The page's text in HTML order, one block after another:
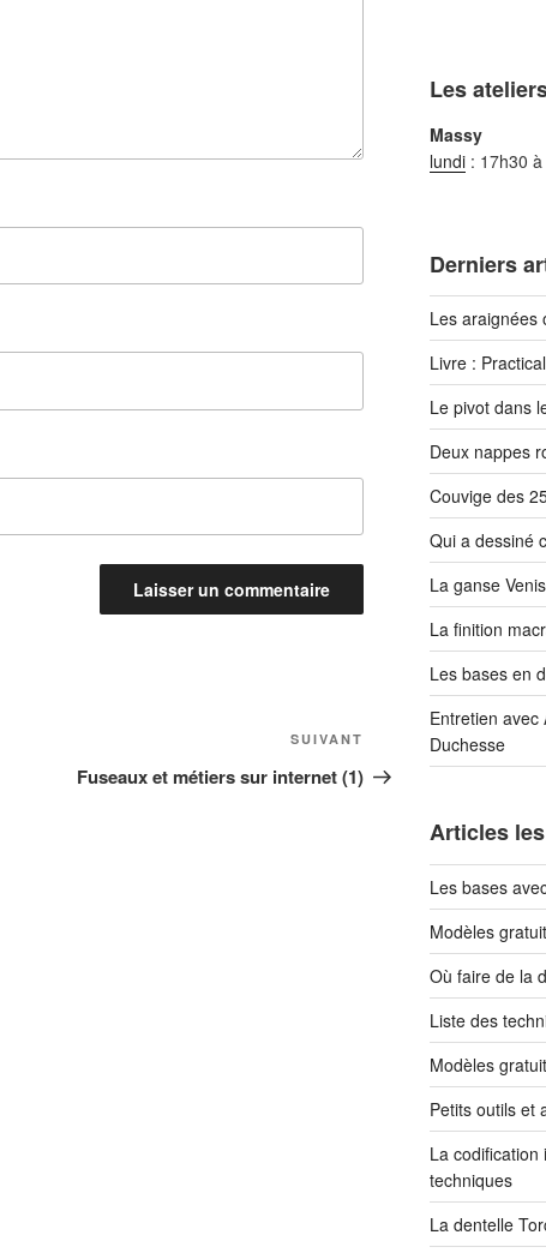
suivant
SUIVANT
Fuseaux et métiers sur internet (1)
Les
Massy
lundi: 17h30 à
Derniers
Les araignées
Livre :
Le pivot dans
Deux nappes
Couvige des
Qui a dessiné
La ganse
La finition
Les bases en
Entretien
Duchesse
Articles
Les bases
Modèles
Où faire de la
Liste des
Modèles
Petits outils et
La
techniques
La dentelle